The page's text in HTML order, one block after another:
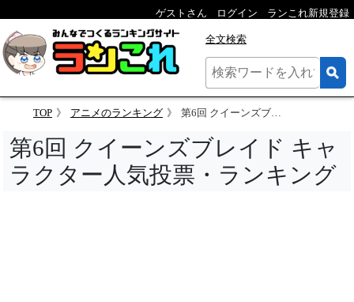
ゲストさん ログイン ランこれ新規登録
全文検索
TOP アニメのランキング 第6回 クイーンズブレイド キャラクター人気投票
第6回 クイーンズブレイド キャ
ラクター人気投票・ランキング